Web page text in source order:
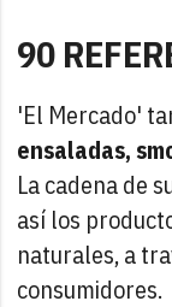
90
'El Mercado'
ensaladas,
La cadena de
así los
naturales, a
consumidores.